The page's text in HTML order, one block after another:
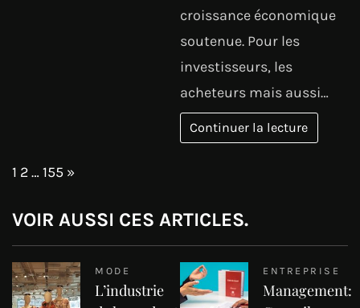
croissance économique
soutenue. Pour les
investisseurs, les
acheteurs mais aussi…
Continuer la lecture
Page:
1 2…155 Next
»
VOIR AUSSI CES ARTICLES.
MODE
L’industrie
ENTREPRISE
Management: